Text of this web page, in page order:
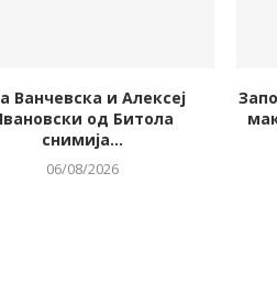
Ванчевска и Алексеј
од Битола
снимија...
06/08/2026